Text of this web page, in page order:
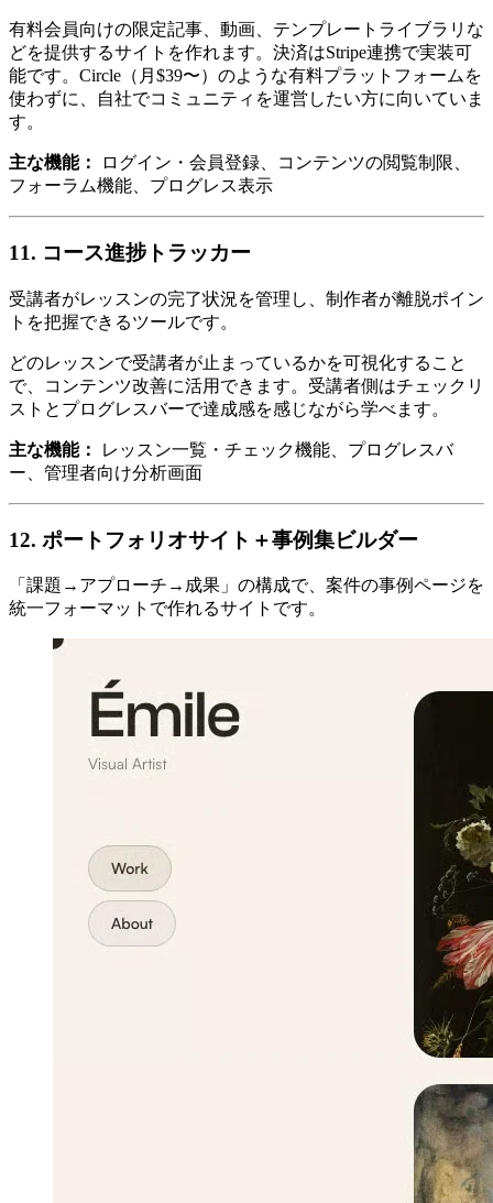
有料会員向けの限定記事、動画、テンプレートライブラリな
どを提供するサイトを作れます。決済はStripe連携で実装可
能です。Circle（月$39〜）のような有料プラットフォームを
使わずに、自社でコミュニティを運営したい方に向いていま
す。
主な機能：
ログイン・会員登録、コンテンツの閲覧制限、
フォーラム機能、プログレス表示
11. コース進捗トラッカー
受講者がレッスンの完了状況を管理し、制作者が離脱ポイン
トを把握できるツールです。
どのレッスンで受講者が止まっているかを可視化すること
で、コンテンツ改善に活用できます。受講者側はチェックリ
ストとプログレスバーで達成感を感じながら学べます。
主な機能：
レッスン一覧・チェック機能、プログレスバ
ー、管理者向け分析画面
12. ポートフォリオサイト＋事例集ビルダー
「課題→アプローチ→成果」の構成で、案件の事例ページを
統一フォーマットで作れるサイトです。